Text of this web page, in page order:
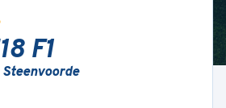
F1